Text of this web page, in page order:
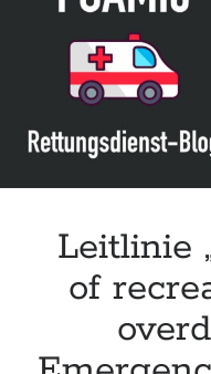
Leitlinie
of